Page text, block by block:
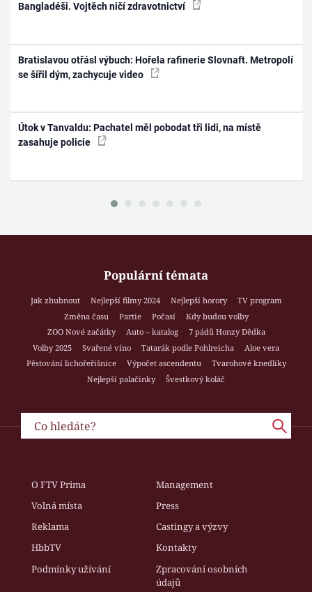
Bangladéši. Vojtěch ničí zdravotnictví
Bratislavou otřásl výbuch: Hořela rafinerie Slovnaft. Metropolí
se šířil dým, zachycuje video
Útok v Tanvaldu: Pachatel měl pobodat tři lidi, na místě
zasahuje policie
Populární témata
Jak zhubnout Nejlepší filmy 2024 Nejlepší horory
TV program
Změna času
Partie Počasí
Kdy budou volby
ZOO Nové začátky
Auto – katalog
7 pádů Honzy Dědka
Volby 2025
Svařené víno Tatarák podle Pohlreicha
Aloe vera
Pěstování lichořeřišnice
Výpočet ascendentu
Tvarohové knedlíky
Nejlepší palačinky
Švestkový koláč
O FTV Prima
Management
Volná místa
Press
Reklama
Castingy a výzvy
HbbTV
Kontakty
Podmínky užívání
Zpracování osobních
údajů